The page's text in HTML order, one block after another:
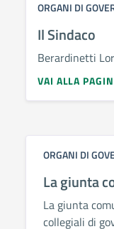
ORGANI DI
Il Sindaco
Berardinetti
VAI ALLA
ORGANI DI
La giunta
La giunta
collegiali di